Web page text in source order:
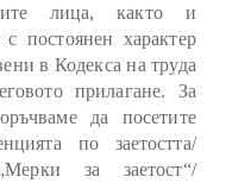
лица, както и
постоянен характер
в Кодекса на труда
прилагане. За
да посетите
по заетостта/
за заетост“/